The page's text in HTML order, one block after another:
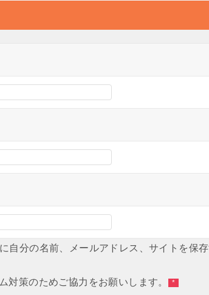
自分の名前、メールアドレス、サイトを保存
対策のためご協力をお願いします。 *